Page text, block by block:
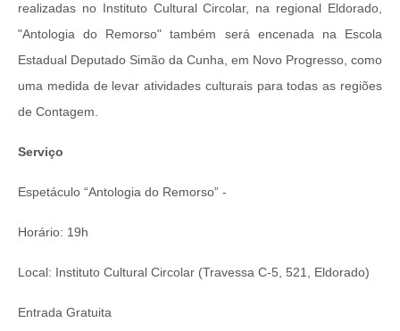
realizadas no Instituto Cultural Circolar, na regional Eldorado,
"Antologia do Remorso" também será encenada na Escola
Estadual Deputado Simão da Cunha, em Novo Progresso, como
uma medida de levar atividades culturais para todas as regiões
de Contagem.
Serviço
Espetáculo “Antologia do Remorso” -
Horário: 19h
Local: Instituto Cultural Circolar (Travessa C-5, 521, Eldorado)
Entrada Gratuita